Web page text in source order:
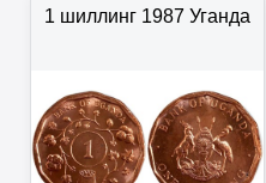
1 шиллинг 1987 Уганда